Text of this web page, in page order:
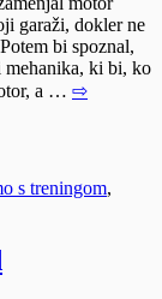
garaži, dokler ne
bi spoznal,
mehanika, ki bi, ko
a … ⇨
s treningom,